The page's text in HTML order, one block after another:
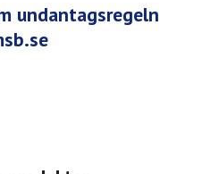
undantagsregeln